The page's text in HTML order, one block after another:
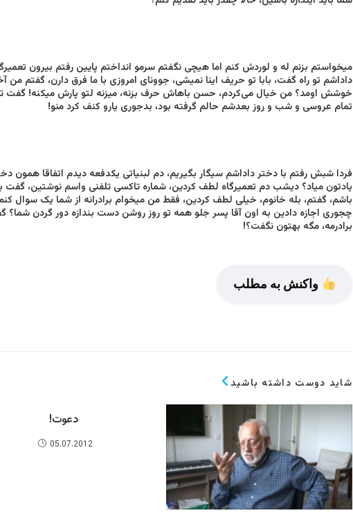
میخواستم بزنم له و لوردش کنم اما هیچی‌ نگفتم سرمو انداختم پایین رفتم بیرون
داداشم تو راه گفت، بابا تو حریف اینا نمیشی‌، جوونای امروزی با ما فرق دارن، گفتم
خوشش اومد؟ من خیال می‌کردم، حسن باهاش حرف بزنه، میزنه لتو پارش میکنه! گفت
تمام عروسی و شب و روز بعدشم حالم گرفته بود، بدجوری یارو کنف کرد منو!
فردا شبش رفتم با دختر داداشم سیگار بگیریم، دم لبنیاتی یکدفعه دیدم اتفاقا همون
یادتون میاد؟ دیشب دم تعمیرگاه لطف کردین، شماره تاکسی تلفنی واسم نوشتین، گفت
باشم، گفتم، بله خانوم، خیلی‌ لطف کردین، فقط من میخوام برادرانه از شما یک سوال
چجوری اجازه دادین به اون آقا پسر جلو همه تو روز روشن دست بندازه دور گردن
برادرمه، مگه بهتون نگفت؟!
واکنش به مطلب
شاید دوست داشته باشید
دعوت!
05.07.2012